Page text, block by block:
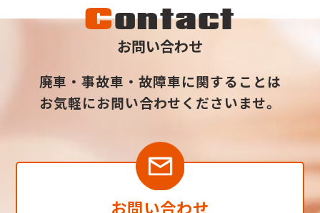
Contact
お問い合わせ
廃車・事故車・故障車に関することは
お気軽にお問い合わせくださいませ。
お問い合わせ